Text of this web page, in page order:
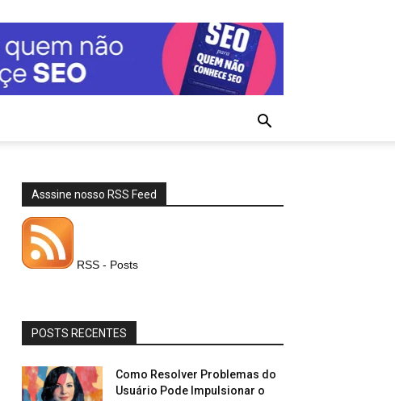
Asssine nosso RSS Feed
RSS - Posts
POSTS RECENTES
Como Resolver Problemas do
Usuário Pode Impulsionar o